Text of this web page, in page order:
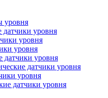
уровня
уровня
уровня
уровня
датчики уровня
датчики уровня
уровня
датчики уровня